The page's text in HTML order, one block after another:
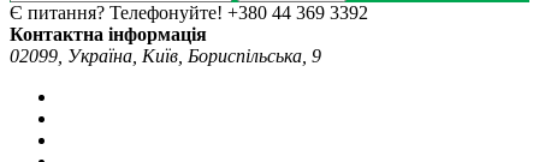
Є питання? Телефонуйте! +380 44 369 3392
Контактна інформація
02099, Україна, Київ, Бориспільська, 9